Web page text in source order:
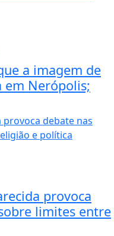
a imagem de
em Nerópolis;
provoca
limites entre